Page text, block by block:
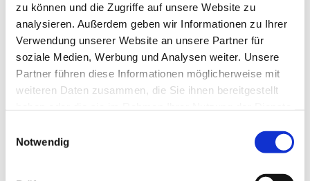
zu können und die Zugriffe auf unsere Website zu
analysieren. Außerdem geben wir Informationen zu Ihrer
Verwendung unserer Website an unsere Partner für
soziale Medien, Werbung und Analysen weiter. Unsere
Partner führen diese Informationen möglicherweise mit
weiteren Daten zusammen, die Sie ihnen bereitgestellt
Notwendig